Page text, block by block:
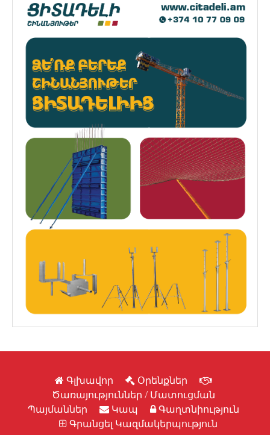
Գլխավոր
Օրենքներ
Ծառայություններ / Մատուցման
Պայմաններ
Կապ
Գաղտնիություն
Գրանցել Կազմակերպություն